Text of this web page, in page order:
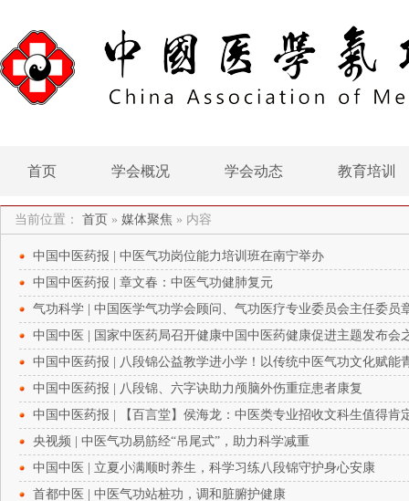
首页 学会概况 学会动态 教育培训
当前位置： 首页 » 媒体聚焦 » 内容
中国中医药报 | 中医气功岗位能力培训班在南宁举办
中国中医药报 | 章文春：中医气功健肺复元
气功科学 | 中国医学气功学会顾问、气功医疗专业委员会主任委
季）
中国中医 | 国家中医药局召开健康中国中医药健康促进主题发布
中国中医药报 | 八段锦公益教学进小学！以传统中医气功文化赋能
中国中医药报 | 八段锦、六字诀助力颅脑外伤重症患者康复
中国中医药报 | 【百言堂】侯海龙：中医类专业招收文科生值得肯
央视频 | 中医气功易筋经“吊尾式”，助力科学减重
中国中医 | 立夏小满顺时养生，科学习练八段锦守护身心安康
首都中医 | 中医气功站桩功，调和脏腑护健康